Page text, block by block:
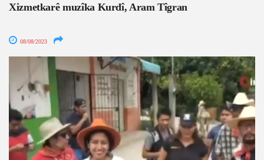
Xizmetkarê muzîka Kurdî, Aram Tîgran
08/08/2023